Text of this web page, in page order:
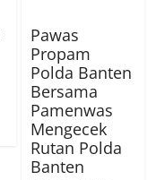
Pawas
Propam
Polda Banten
Bersama
Pamenwas
Mengecek
Rutan Polda
Banten